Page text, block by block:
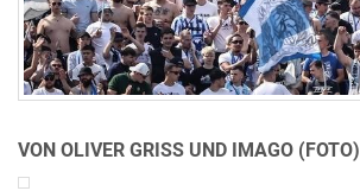
VON OLIVER GRISS UND IMAGO (FOTO)